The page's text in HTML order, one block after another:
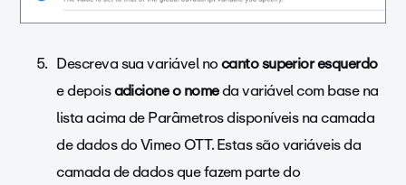
Descreva sua variável nocanto superior esquerdo
e depoisadicione o nomeda variável com base na
lista acima de Parâmetros disponíveis na camada
de dados do Vimeo OTT. Estas são variáveis da
camada de dados que fazem parte do